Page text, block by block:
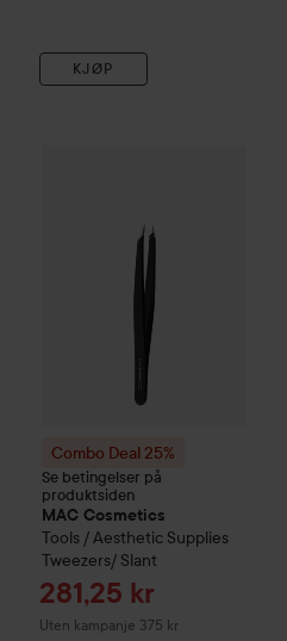
KJØP
Combo Deal 25%
Se betingelser på
produktsiden
MAC Cosmetics
Tools / Aesthetic Supplies
Tweezers/ Slant
Tilbudspris
281,25 kr
Uten kampanje 375 kr